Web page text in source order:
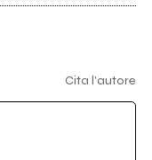
Cita l'autore